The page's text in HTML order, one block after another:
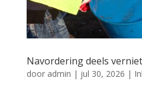
Navordering deels
door admin | jul 30, 2026 |